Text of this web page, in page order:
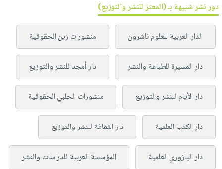
دور نشر شبيهة بـ (المعتز للنشر والتوزيع)
الدار العربية للعلوم ناشرون منشورات زين الحقوقية
دار المسيرة للطباعة والنشر دار أمجد للنشر والتوزيع
دار الأيام للنشر والتوزيع منشورات الحلبي الحقوقية
دار الكتب العلمية دار الثقافة للنشر والتوزيع
دار اليازوري العلمية المؤسسة العربية للدراسات والنشر